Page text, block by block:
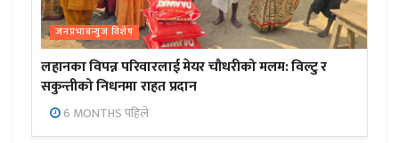
जनप्रभाबन्युज विशेष
लहानका विपन्न परिवारलाई मेयर चौधरीको मलम: विल्टु र
सकुन्तीको निधनमा राहत प्रदान
6 MONTHS पहिले